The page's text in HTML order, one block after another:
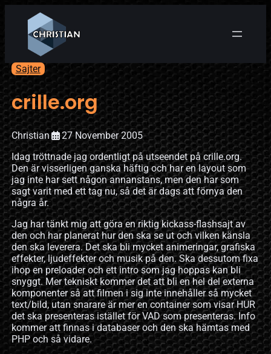
Sajter
crille.org
Christian
27 November 2005
Idag tröttnade jag ordentligt på utseendet på crille.org.
Den är visserligen ganska häftig och har en layout som
jag inte har sett någon annanstans, men den har som
sagt varit med ett tag nu, så det är dags att förnya den
några år.
Jag har tänkt mig att göra en riktig kickass-flashsajt av
den och har planerat hur den ska se ut och vilken känsla
den ska leverera. Det ska bli mycket animeringar, grafiska
effekter, ljudeffekter och musik på den. Ska dessutom fixa
ihop en preloader och ett intro som jag hoppas kan bli
snyggt. Mer tekniskt kommer det att bli en hel del externa
komponenter så att filmen i sig inte innehåller så mycket
text/bild, utan snarare är mer en container som visar HUR
det ska presenteras istället för VAD som presenteras. Info
kommer att finnas i databaser och den ska hämtas med
PHP och så vidare.